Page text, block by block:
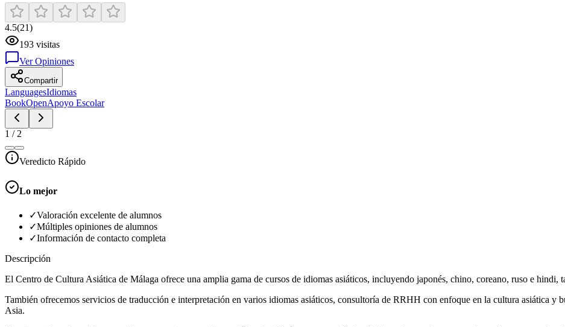
4.5(21)
193 visitas
Ver Opiniones
Compartir
LanguagesIdiomas
BookOpenApoyo Escolar
1 / 2
Veredicto Rápido
Lo mejor
✓Valoración excelente de alumnos
✓Múltiples opiniones de alumnos
✓Información de contacto completa
Descripción
El Centro de Cultura Asiática de Málaga ofrece una amplia gama de cursos de idiomas asiáticos, incluyendo japonés, chino, coreano, ruso e hindi,
También ofrecemos servicios de traducción e interpretación en varios idiomas asiáticos, consultoría de RRHH con enfoque en la cultura asiática y
Asia.